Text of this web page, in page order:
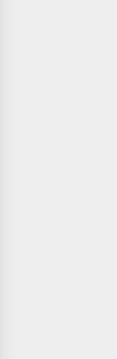
，所以 i = 0 是一个合法的分割
-1 ，所以 i = 1 是一个合法的分
以 i = 2 不是一个合法的分割
i = 1 是一个合法的分割。